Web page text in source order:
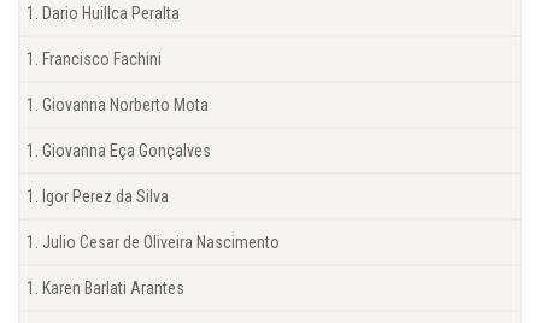
Dario Huillca Peralta
Francisco Fachini
Giovanna Norberto Mota
Giovanna Eça Gonçalves
Igor Perez da Silva
Julio Cesar de Oliveira Nascimento
Karen Barlati Arantes